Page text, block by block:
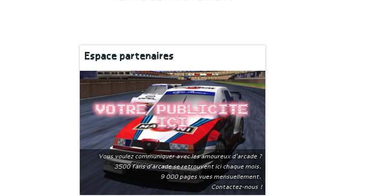
Espace partenaires
Votre publicite
ici
Vous voulez communiquer avec les amoureux d'arcade ?
3500 fans d'arcade se retrouvent ici chaque mois.
9 000 pages vues mensuellement.
Contactez-nous !